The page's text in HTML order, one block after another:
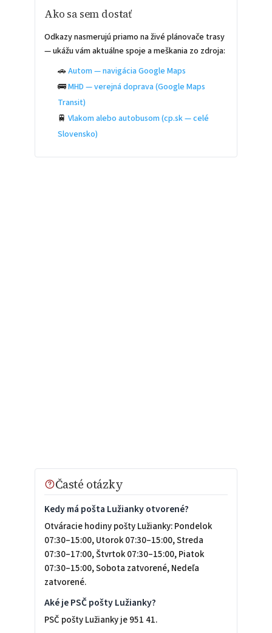
Ako sa sem dostať
Odkazy nasmerujú priamo na živé plánovače trasy
— ukážu vám aktuálne spoje a meškania zo zdroja:
🚗Autom — navigácia Google Maps
🚌MHD — verejná doprava (Google Maps
Transit)
🚆Vlakom alebo autobusom (cp.sk — celé
Slovensko)
Časté otázky
Kedy má pošta Lužianky otvorené?
Otváracie hodiny pošty Lužianky: Pondelok
07:30–15:00, Utorok 07:30–15:00, Streda
07:30–17:00, Štvrtok 07:30–15:00, Piatok
07:30–15:00, Sobota zatvorené, Nedeľa
zatvorené.
Aké je PSČ pošty Lužianky?
PSČ pošty Lužianky je 951 41.